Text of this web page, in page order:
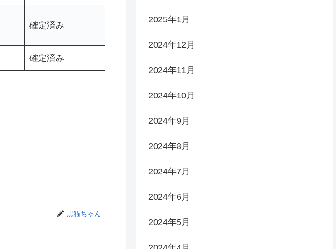
確定済み
確定済み
黒猫ちゃん
2025年1月
2024年12月
2024年11月
2024年10月
2024年9月
2024年8月
2024年7月
2024年6月
2024年5月